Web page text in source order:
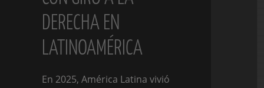
DERECHA EN
LATINOAMÉRICA
En 2025, América Latina vivió